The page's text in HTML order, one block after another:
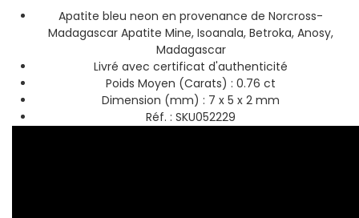
Apatite bleu neon en provenance de Norcross-
Madagascar Apatite Mine, Isoanala, Betroka, Anosy,
Madagascar
Livré avec certificat d'authenticité
Poids Moyen (Carats) : 0.76 ct
Dimension (mm) : 7 x 5 x 2 mm
Réf. : SKU052229